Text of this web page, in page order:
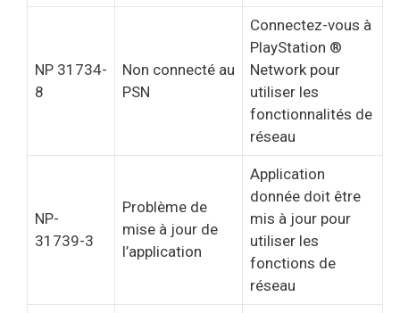
NP 31734-
8
Non connecté au
PSN
Connectez-vous à
PlayStation ®
Network pour
utiliser les
fonctionnalités de
réseau
NP-
31739-3
Problème de
mise à jour de
l’application
Application
donnée doit être
mis à jour pour
utiliser les
fonctions de
réseau